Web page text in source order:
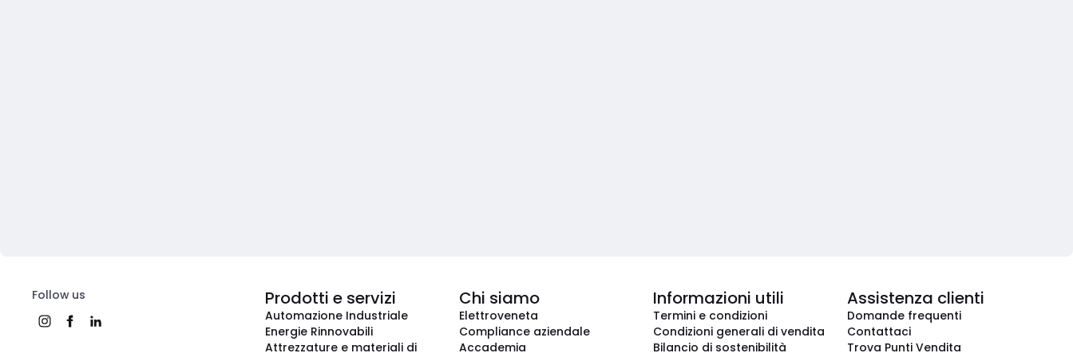
Follow us Prodotti e servizi
Automazione Industriale
Energie Rinnovabili
Attrezzature e materiali di
Chi siamo
Elettroveneta
Compliance aziendale
Accademia
Informazioni utili
Termini e condizioni
Condizioni generali di vendita
Bilancio di sostenibilità
Assistenza clienti
Domande frequenti
Contattaci
Trova Punti Vendita